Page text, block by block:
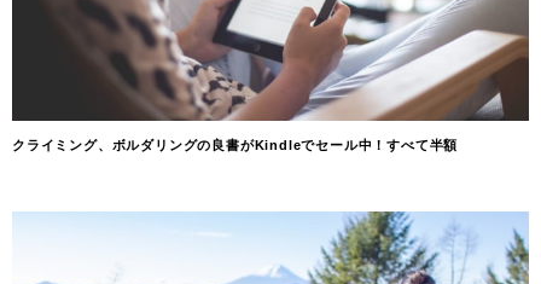
クライミング、ボルダリングの良書がKindleでセール中！すべて半額